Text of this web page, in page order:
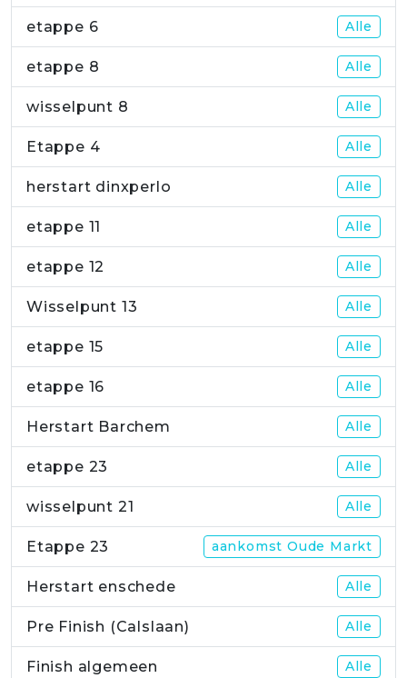
etappe 6 Alle
etappe 8 Alle
wisselpunt 8 Alle
Etappe 4 Alle
herstart dinxperlo Alle
etappe 11 Alle
etappe 12 Alle
Wisselpunt 13 Alle
etappe 15 Alle
etappe 16 Alle
Herstart Barchem Alle
etappe 23 Alle
wisselpunt 21 Alle
Etappe 23 aankomst Oude Markt
Herstart enschede Alle
Pre Finish (Calslaan) Alle
Finish algemeen Alle